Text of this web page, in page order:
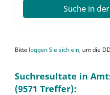
Suche in
Bitte loggen Sie sich ein, um die
Suchresultate in
(9571 Treffer):